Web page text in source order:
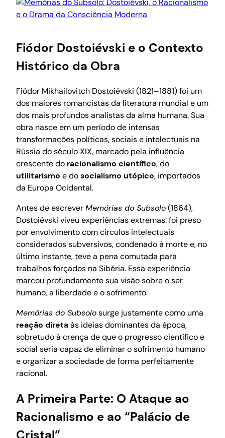
Fiódor Dostoiévski e o Contexto
Histórico da Obra
Fiódor Mikhailovitch Dostoiévski (1821–1881) foi um
dos maiores romancistas da literatura mundial e um
dos mais profundos analistas da alma humana. Sua
obra nasce em um período de intensas
transformações políticas, sociais e intelectuais na
Rússia do século XIX, marcado pela influência
crescente do racionalismo científico, do
utilitarismo e dosocialismo utópico, importados
da Europa Ocidental.
Antes de escreverMemórias do Subsolo(1864),
Dostoiévski viveu experiências extremas: foi preso
por envolvimento com círculos intelectuais
considerados subversivos, condenado à morte e, no
último instante, teve a pena comutada para
trabalhos forçados na Sibéria. Essa experiência
marcou profundamente sua visão sobre o ser
humano, a liberdade e o sofrimento.
Memórias do Subsolosurge justamente como uma
reação diretaàs ideias dominantes da época,
sobretudo à crença de que o progresso científico e
social seria capaz de eliminar o sofrimento humano
e organizar a sociedade de forma perfeitamente
racional.
A Primeira Parte: O Ataque ao
Racionalismo e ao “Palácio de
Cristal”